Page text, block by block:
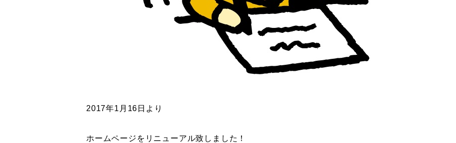
2017年1月16日より
ホームページをリニューアル致しました！